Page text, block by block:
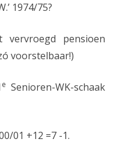
1974/75?
pensioen
voorstelbaar!)
e Senioren-WK-schaak
01 +12 =7 -1.